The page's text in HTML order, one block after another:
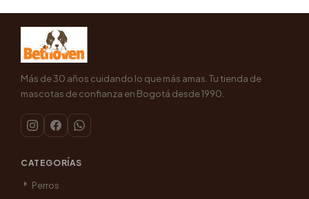
Más de 30 años cuidando lo que más amas. Tu tienda de
mascotas de confianza en Bogotá desde 1990.
CATEGORÍAS
Perros